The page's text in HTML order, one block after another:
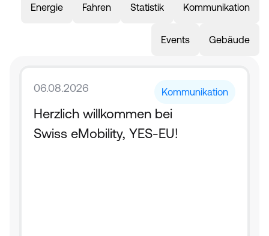
Energie Fahren Statistik Kommunikation
Events Gebäude
06.08.2026 Kommunikation
Herzlich willkommen bei
Swiss eMobility, YES-EU!